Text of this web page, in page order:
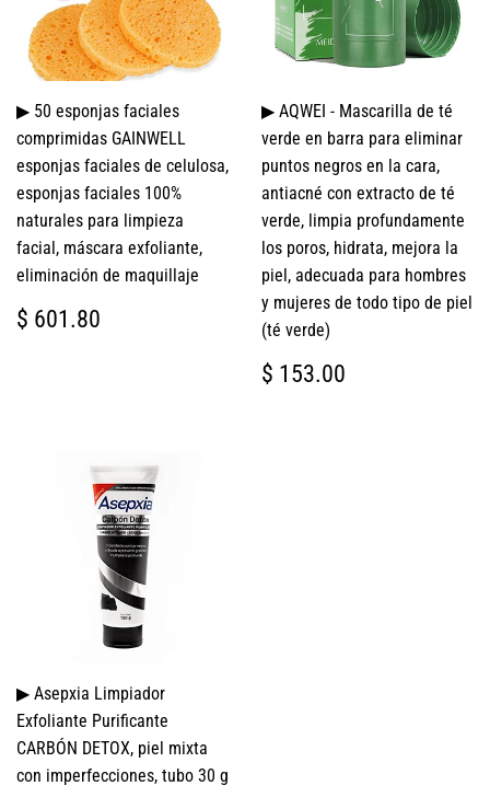
▶ 50 esponjas faciales
comprimidas GAINWELL
esponjas faciales de celulosa,
esponjas faciales 100%
naturales para limpieza
facial, máscara exfoliante,
eliminación de maquillaje
PRECIO
HABITUAL
$ 601.80
▶ AQWEI - Mascarilla de té
verde en barra para eliminar
puntos negros en la cara,
antiacné con extracto de té
verde, limpia profundamente
los poros, hidrata, mejora la
piel, adecuada para hombres
y mujeres de todo tipo de piel
(té verde)
PRECIO
HABITUAL
$ 153.00
▶ Asepxia Limpiador
Exfoliante Purificante
CARBÓN DETOX, piel mixta
con imperfecciones, tubo 30 g